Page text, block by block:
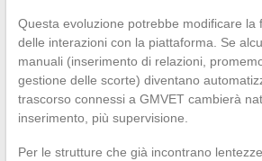
Questa evoluzione potrebbe modificare la
delle interazioni con la piattaforma. Se
manuali (inserimento di relazioni,
gestione delle scorte) diventano
trascorso connessi a GMVET cambierà
inserimento, più supervisione.
Per le strutture che già incontrano